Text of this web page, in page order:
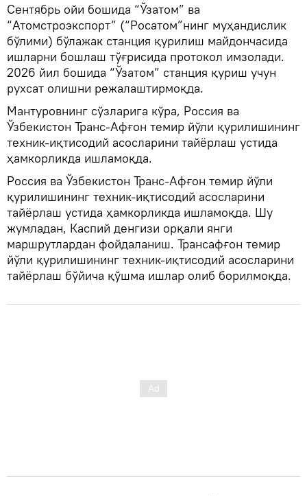
Сентябрь ойи бошида “Ўзатом” ва
“Атомстроэкспорт” (“Росатом”нинг муҳандислик
бўлими) бўлажак станция қурилиш майдончасида
ишларни бошлаш тўғрисида протокол имзолади.
2026 йил бошида “Ўзатом” станция қуриш учун
рухсат олишни режалаштирмоқда.
Мантуровнинг сўзларига кўра, Россия ва
Ўзбекистон Транс-Афғон темир йўли қурилишининг
техник-иқтисодий асосларини тайёрлаш устида
ҳамкорликда ишламоқда.
Россия ва Ўзбекистон Транс-Афғон темир йўли
қурилишининг техник-иқтисодий асосларини
тайёрлаш устида ҳамкорликда ишламоқда. Шу
жумладан, Каспий денгизи орқали янги
маршрутлардан фойдаланиш. Трансафғон темир
йўли қурилишининг техник-иқтисодий асосларини
тайёрлаш бўйича қўшма ишлар олиб борилмоқда.